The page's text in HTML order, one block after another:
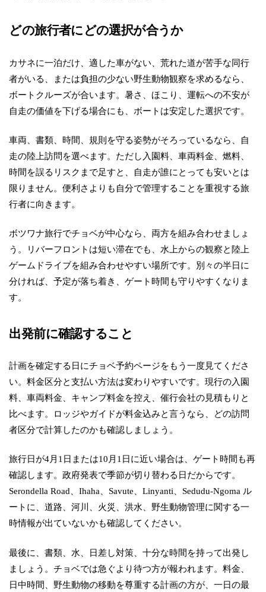
どの旅行者にどの選択が合うか
カサネに一泊だけ、適した車がない、荒れた道が苦手な同行
者がいる、または負担の少ない野生動物観察を求めるなら、
ボートクルーズが合います。暑さ、ほこり、運転への不安が
自走の価値を下げる場合にも、ボートは安定した選択です。
車両、書類、時間、規則を守る姿勢がそろっているなら、自
走の陸上訪問を選べます。ただし入園料、車両料金、燃料、
時間を誤るリスクまで足すと、自走が誰にとっても安いとは
限りません。便利さよりも自分で管理することを重視する旅
行者に向きます。
ボツワナ旅行でチョベが中心なら、両方を組み合わせましょ
う。リバーフロントは短い滞在でも、水上からの観察と陸上
ゲームドライブを組み合わせやすい場所です。別々の半日に
分ければ、予定が落ち着き、ゲート時間も守りやすくなりま
す。
出発前に確認すること
計画を確定する日にチョベ予約ページをもう一度見てくださ
い。料金区分と支払い方法は変わりやすいです。現行の入園
料、車両料金、キャンプ料金を控え、催行会社の見積もりと
比べます。ロッジやガイドが料金込みと言うなら、どの訪問
者区分で計算したのかも確認しましょう。
旅行日が4月1日または10月1日に近い場合は、ゲート時間も再
確認します。政府発表で季節が切り替わる日だからです。
Serondella Road、Ihaha、Savute、Linyanti、Sedudu-Ngoma ル
ートに、道路、河川、火災、洪水、野生動物管理に関する一
時情報が出ていないかも確認してください。
最後に、書類、水、日差し対策、十分な時間を持って出発し
ましょう。チョベでは急ぐより待つ方が報われます。料金、
日中時間、野生動物の移動を尊重する計画の方が、一日の最